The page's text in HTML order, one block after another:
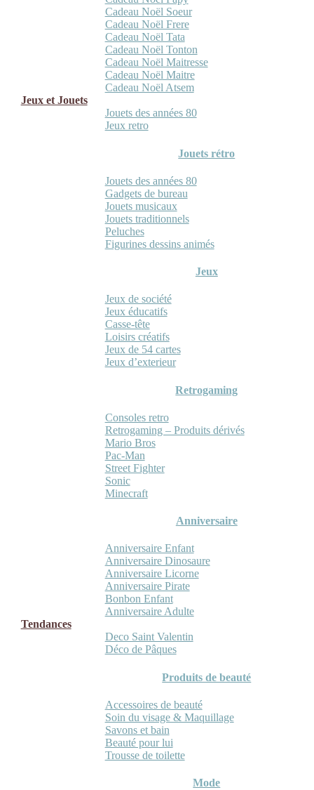
Cadeau Noël Soeur
Cadeau Noël Frere
Cadeau Noël Tata
Cadeau Noël Tonton
Cadeau Noël Maitresse
Cadeau Noël Maitre
Cadeau Noël Atsem
Jeux et Jouets
Jouets des années 80
Jeux retro
Jouets rétro
Jouets des années 80
Gadgets de bureau
Jouets musicaux
Jouets traditionnels
Peluches
Figurines dessins animés
Jeux
Jeux de société
Jeux éducatifs
Casse-tête
Loisirs créatifs
Jeux de 54 cartes
Jeux d’exterieur
Retrogaming
Consoles retro
Retrogaming – Produits dérivés
Mario Bros
Pac-Man
Street Fighter
Sonic
Minecraft
Anniversaire
Anniversaire Enfant
Anniversaire Dinosaure
Anniversaire Licorne
Anniversaire Pirate
Bonbon Enfant
Anniversaire Adulte
Tendances
Deco Saint Valentin
Déco de Pâques
Produits de beauté
Accessoires de beauté
Soin du visage & Maquillage
Savons et bain
Beauté pour lui
Trousse de toilette
Mode